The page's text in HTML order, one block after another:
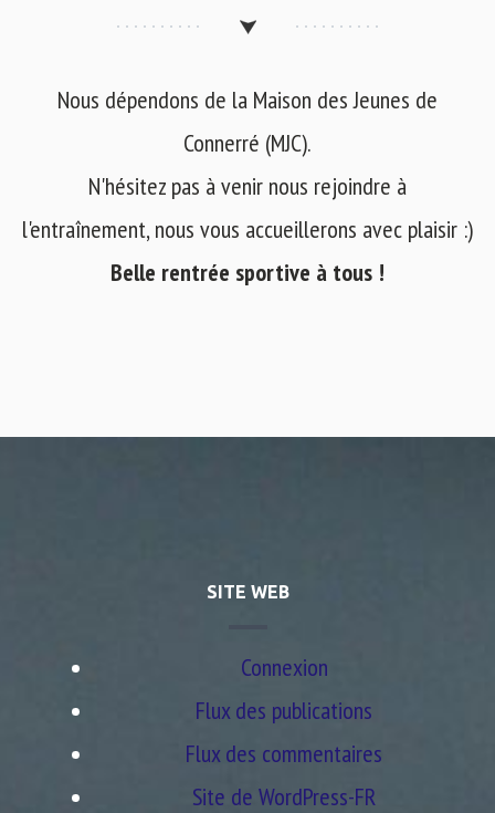
Nous dépendons de la Maison des Jeunes de
Connerré (MJC).
N'hésitez pas à venir nous rejoindre à
l'entraînement, nous vous accueillerons avec plaisir :)
Belle rentrée sportive à tous !
SITE WEB
Connexion
Flux des publications
Flux des commentaires
Site de WordPress-FR